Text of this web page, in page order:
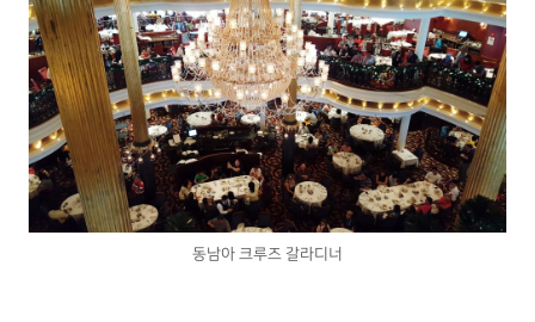
동남아 크루즈 갈라디너